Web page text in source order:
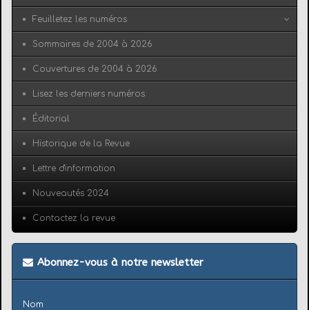
Feuilletez les numéros
Sommaires de 2004 à 2026
Couvertures de 2004 à 2026
Lisez les derniers numéros
Éditorial
Historique de la Revue
Lettre d'information
Nouveautés 2024
Contactez la revue
Abonnez-vous à notre newsletter
Nom